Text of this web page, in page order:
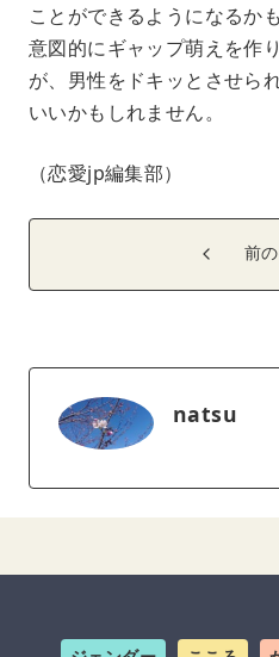
ことができるようになるか
意図的にギャップ萌えを作
が、男性をドキッとさせら
いいかもしれません。
（恋愛jp編集部）
前
natsu